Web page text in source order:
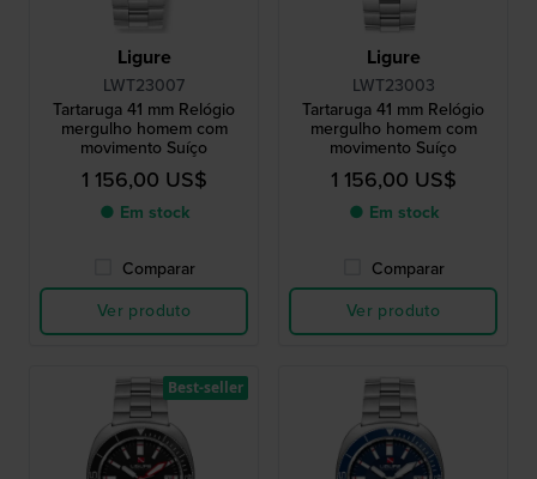
Ligure
LWT23007
Tartaruga 41 mm Relógio
mergulho homem com
movimento Suíço
1 156,00 US$
● Em stock
Comparar
Ver produto
Ligure
LWT23003
Tartaruga 41 mm Relógio
mergulho homem com
movimento Suíço
1 156,00 US$
● Em stock
Comparar
Ver produto
Best-seller